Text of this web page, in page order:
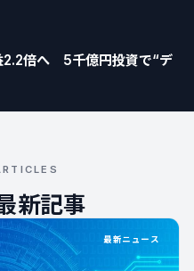
2.2倍へ 5千億円投資で“デ
新記事
最新ニュース